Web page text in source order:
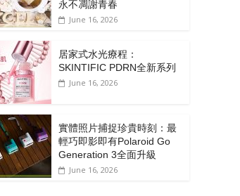
永不凋謝青春
June 16, 2026
居家式水光療程：
SKINTIFIC PDRN全新系列
June 16, 2026
實體照片捕捉珍貴時刻：最
輕巧即影即有Polaroid Go
Generation 3全面升級
June 16, 2026